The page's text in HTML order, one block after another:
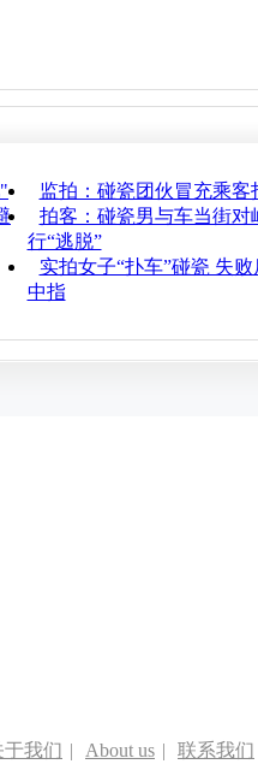
监拍：碰瓷团伙冒充乘客
拍客：碰瓷男与车当街对
行“逃脱”
实拍女子“扑车”碰瓷 失
中指
于我们 | About us | 联系我们